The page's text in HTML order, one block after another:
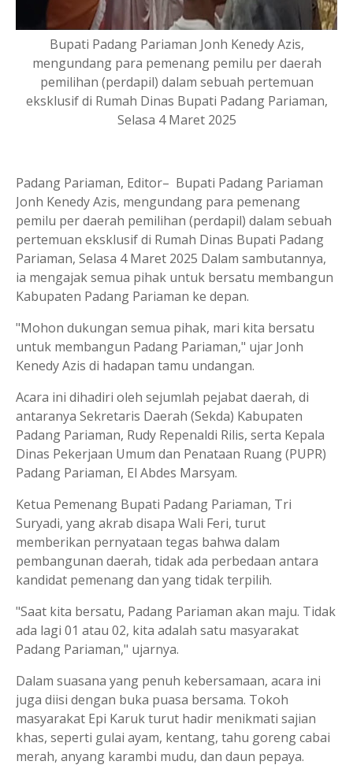
Bupati Padang Pariaman Jonh Kenedy Azis,
mengundang para pemenang pemilu per daerah
pemilihan (perdapil) dalam sebuah pertemuan
eksklusif di Rumah Dinas Bupati Padang Pariaman,
Selasa 4 Maret 2025
Padang Pariaman, Editor– Bupati Padang Pariaman
Jonh Kenedy Azis, mengundang para pemenang
pemilu per daerah pemilihan (perdapil) dalam sebuah
pertemuan eksklusif di Rumah Dinas Bupati Padang
Pariaman, Selasa 4 Maret 2025 Dalam sambutannya,
ia mengajak semua pihak untuk bersatu membangun
Kabupaten Padang Pariaman ke depan.
"Mohon dukungan semua pihak, mari kita bersatu
untuk membangun Padang Pariaman," ujar Jonh
Kenedy Azis di hadapan tamu undangan.
Acara ini dihadiri oleh sejumlah pejabat daerah, di
antaranya Sekretaris Daerah (Sekda) Kabupaten
Padang Pariaman, Rudy Repenaldi Rilis, serta Kepala
Dinas Pekerjaan Umum dan Penataan Ruang (PUPR)
Padang Pariaman, El Abdes Marsyam.
Ketua Pemenang Bupati Padang Pariaman, Tri
Suryadi, yang akrab disapa Wali Feri, turut
memberikan pernyataan tegas bahwa dalam
pembangunan daerah, tidak ada perbedaan antara
kandidat pemenang dan yang tidak terpilih.
"Saat kita bersatu, Padang Pariaman akan maju. Tidak
ada lagi 01 atau 02, kita adalah satu masyarakat
Padang Pariaman," ujarnya.
Dalam suasana yang penuh kebersamaan, acara ini
juga diisi dengan buka puasa bersama. Tokoh
masyarakat Epi Karuk turut hadir menikmati sajian
khas, seperti gulai ayam, kentang, tahu goreng cabai
merah, anyang karambi mudu, dan daun pepaya.